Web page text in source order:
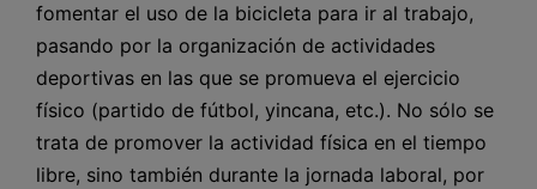
fomentar el uso de la bicicleta para ir al trabajo,
pasando por la organización de actividades
deportivas en las que se promueva el ejercicio
físico (partido de fútbol, yincana, etc.). No sólo se
trata de promover la actividad física en el tiempo
libre, sino también durante la jornada laboral, por